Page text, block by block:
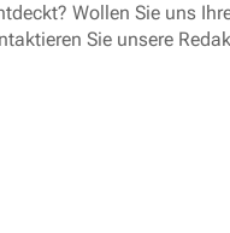
Wollen Sie uns
Sie unsere